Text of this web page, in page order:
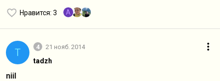
Нравится: 3 A
T 4 21 нояб. 2014
tadzh
niil